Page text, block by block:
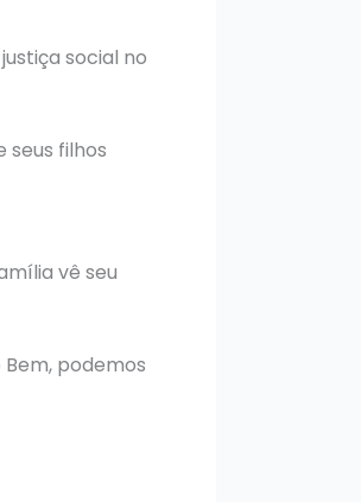
social no
seus filhos
vê seu
podemos